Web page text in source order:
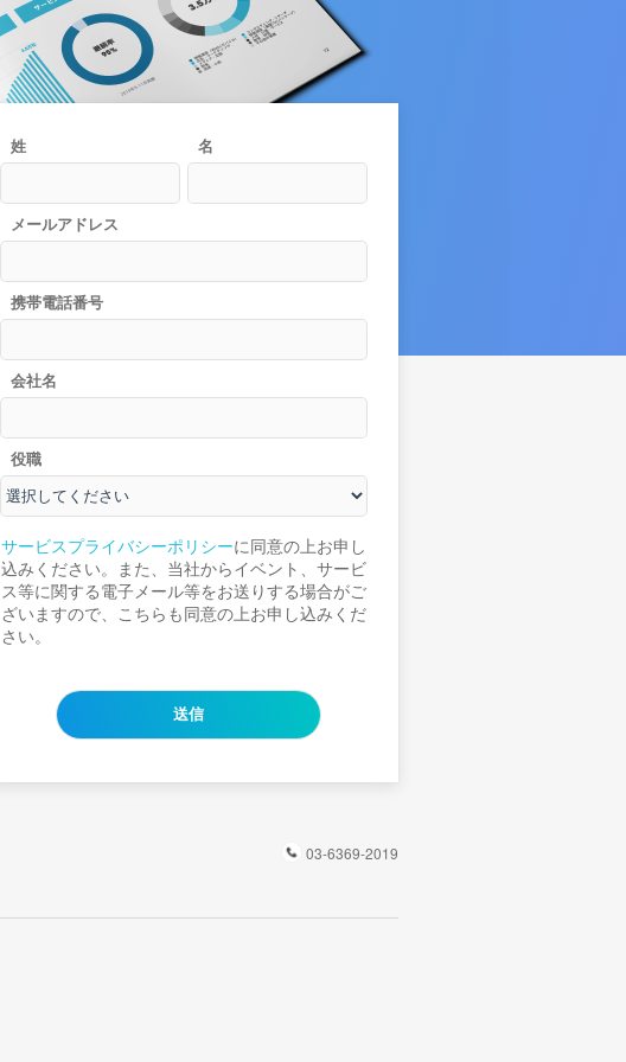
姓 名
メールアドレス
携帯電話番号
会社名
役職
サービスプライバシーポリシーに同意の上お申し
込みください。また、当社からイベント、サービ
ス等に関する電子メール等をお送りする場合がご
ざいますので、こちらも同意の上お申し込みくだ
さい。
03-6369-2019